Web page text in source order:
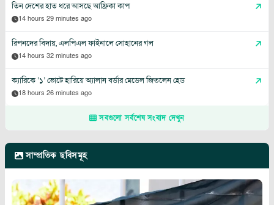
তিন দেশের হাত ধরে আসছে আফ্রিকা কাপ
14 hours 29 minutes ago
রিপনদের বিদায়, এলপিএল ফাইনালে সোহানের গল
14 hours 32 minutes ago
ক্যারিকে ‘১’ ভোটে হারিয়ে অ্যালান বর্ডার মেডেল জিতলেন হেড
18 hours 26 minutes ago
সবগুলো সর্বশেষ সংবাদ দেখুন
সাম্প্রতিক ছবিসমূহ